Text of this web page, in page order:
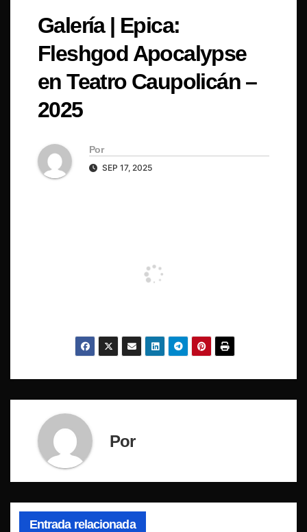
Galería | Epica:
Fleshgod Apocalypse
en Teatro Caupolicán –
2025
Por
SEP 17, 2025
Por
Entrada relacionada